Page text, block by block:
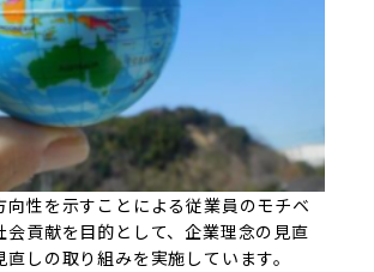
向性を示すことによる従業員のモチベ
会貢献を目的として、企業理念の見直
しの取り組みを実施しています。